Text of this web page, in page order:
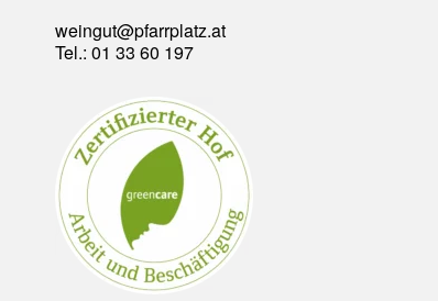
weingut@pfarrplatz.at
Tel.: 01 33 60 197